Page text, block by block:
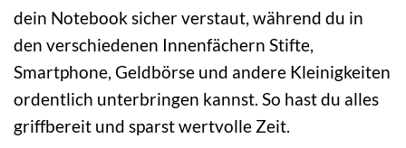
dein Notebook sicher verstaut, während du in
den verschiedenen Innenfächern Stifte,
Smartphone, Geldbörse und andere Kleinigkeiten
ordentlich unterbringen kannst. So hast du alles
griffbereit und sparst wertvolle Zeit.